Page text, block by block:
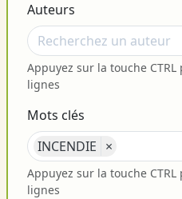
Auteurs
Appuyez sur la touche
lignes
Mots clés
INCENDIE ×
Appuyez sur la touche
lignes